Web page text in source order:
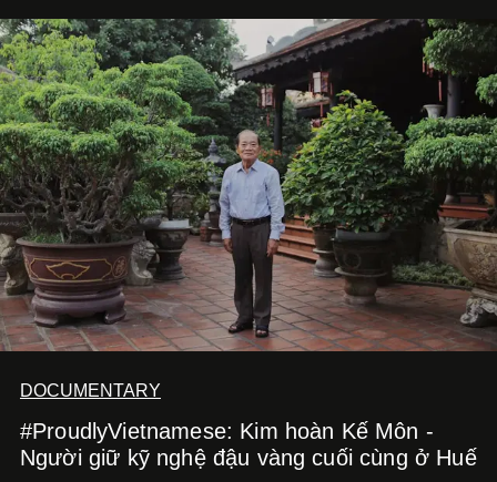
bằng một tâm thế điềm tĩnh hơn. Anh tiếp tục học hỏi, trau
dồi và chờ đợi những vai diễn đủ sức đưa mình đến
những vùng đất mới. Ở tuổi ngoài 30, điều anh theo đuổi
không phải những đích đến quá lớn, mà là khả năng luôn
tiến về phía trước.
DOCUMENTARY
#ProudlyVietnamese: Kim hoàn Kế Môn -
Người giữ kỹ nghệ đậu vàng cuối cùng ở Huế